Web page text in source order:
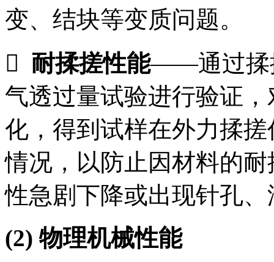
变、结块等变质问题。
 耐揉搓性能——通过揉
气透过量试验进行验证
化，得到试样在外力揉
情况，以防止因材料的
性急剧下降或出现针孔
(2) 物理机械性能